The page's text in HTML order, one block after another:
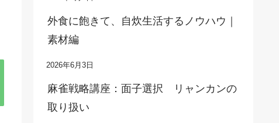
外食に飽きて、自炊生活するノウハウ｜
素材編
2026年6月3日
麻雀戦略講座：面子選択 リャンカンの
取り扱い